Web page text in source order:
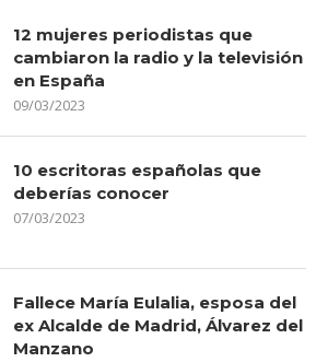
12 mujeres periodistas que
cambiaron la radio y la televisión
en España
09/03/2023
10 escritoras españolas que
deberías conocer
07/03/2023
Fallece María Eulalia, esposa del
ex Alcalde de Madrid, Álvarez del
Manzano